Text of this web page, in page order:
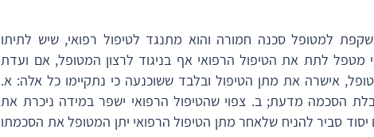
למטופל סכנה חמורה והוא מתנגד לטיפול רפואי, שיש לתיתו
מטפל לתת את הטיפול הרפואי אף בניגוד לרצון המטופל, אם ועדת
אישרה את מתן הטיפול ובלבד ששוכנעה כי נתקיימו כל אלה: א.
הסכמה מדעת; ב. צפוי שהטיפול הרפואי ישפר במידה ניכרת את
יסוד סביר להניח שלאחר מתן הטיפול הרפואי יתן המטופל את הסכמתו